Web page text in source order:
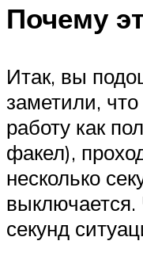
Почему
Итак, вы
заметили,
работу как
факел),
несколько
выключается.
секунд